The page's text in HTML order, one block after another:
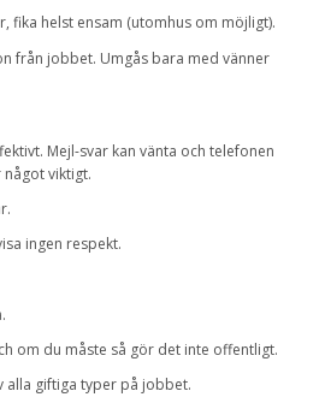
fika helst ensam (utomhus om möjligt).
från jobbet. Umgås bara med vänner
Mejl-svar kan vänta och telefonen
viktigt.
ingen respekt.
om du måste så gör det inte offentligt.
alla giftiga typer på jobbet.